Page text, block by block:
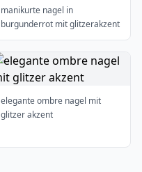
manikurte nagel in
burgunderrot mit glitzerakzent
elegante ombre nagel mit
glitzer akzent